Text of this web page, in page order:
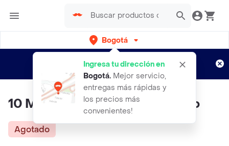
Bogotá
Ingresa tu dirección en
Bogotá. Mejor servicio,
entregas más rápidas y
los precios más
convenientes!
envíos gratis por semanas
Aplican TyC
10 Mascarillas Comprimida Velo
Agotado